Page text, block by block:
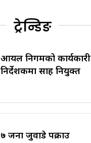
ट्रेन्डिङ
आयल निगमको कार्यकारी
निर्देशकमा साह नियुक्त
७ जना जुवाडे पक्राउ